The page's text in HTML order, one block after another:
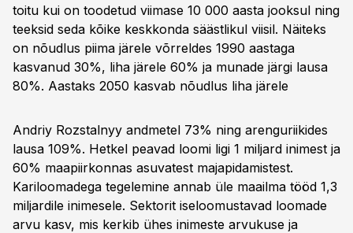
toitu kui on toodetud viimase 10 000 aasta jooksul ning
teeksid seda kõike keskkonda säästlikul viisil. Näiteks
on nõudlus piima järele võrreldes 1990 aastaga
kasvanud 30%, liha järele 60% ja munade järgi lausa
80%. Aastaks 2050 kasvab nõudlus liha järele
Andriy Rozstalnyy andmetel 73% ning arenguriikides
lausa 109%. Hetkel peavad loomi ligi 1 miljard inimest ja
60% maapiirkonnas asuvatest majapidamistest.
Kariloomadega tegelemine annab üle maailma tööd 1,3
miljardile inimesele. Sektorit iseloomustavad loomade
arvu kasv, mis kerkib ühes inimeste arvukuse ja